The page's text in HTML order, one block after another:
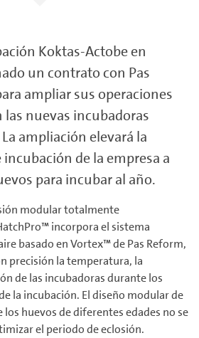
Koktas-Actobe en
un contrato con Pas
ampliar sus operaciones
nuevas incubadoras
ampliación elevará la
de la empresa a
para incubar al año.
modular totalmente
incorpora el sistema
basado en Vortex™ de Pas Reform,
precisión la temperatura, la
de las incubadoras durante los
la incubación. El diseño modular de
los huevos de diferentes edades no se
el periodo de eclosión.